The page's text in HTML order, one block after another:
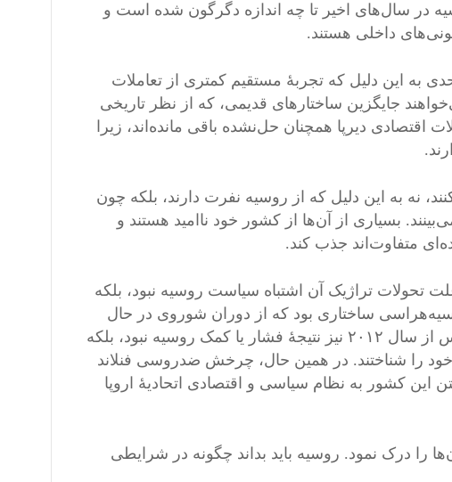
در سال‌های اخیر تا چه اندازه دگرگون شده است و
داخلی هستند.
به این دلیل که تجربهٔ مستقیم کمتری از تعاملات
جایگزین ساختارهای قدیمی، که از نظر تاریخی
دیرپا همچنان حل‌نشده باقی مانده‌اند، زیرا
نه به این دلیل که از روسیه نفرت دارند، بلکه چون
بسیاری از آن‌ها از کشور خود ناامید هستند و
متفاوت‌اند جذب کند.
تحولات تراژیک آن اشتباه سیاست روسیه نبود، بلکه
ساختاری بود که از دوران شوروی در حال
شکل‌گیری بود. چرخش گرجستان از مسیر فاجعه‌بار خود پس از سال ۲۰۱۲ نیز نتیجهٔ فشار یا کمک روسیه نبود، بلکه
را شناختند. در همین حال، چرخش ضدروسی فنلاند
پیوستن این کشور به نظام سیاسی و اقتصادی اتحادیهٔ اروپا
را درک نمود. روسیه باید بداند چگونه در شرایطی